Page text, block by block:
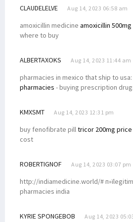
CLAUDELELVE Aug 14, 2023 06:58 am
amoxicillin medicine amoxicillin 500mg
where to buy
ALBERTAXOKS Aug 14, 2023 11:44 am
pharmacies in mexico that ship to usa:
pharmacies - buying prescription
KMXSMT Aug 14, 2023 12:31 pm
buy fenofibrate pilltricor 200mg price
cost
ROBERTIGNOF Aug 14, 2023 03:07 pm
http://indiamedicine.world/#
pharmacies india
KYRIE SPONGEBOB Aug 14, 2023